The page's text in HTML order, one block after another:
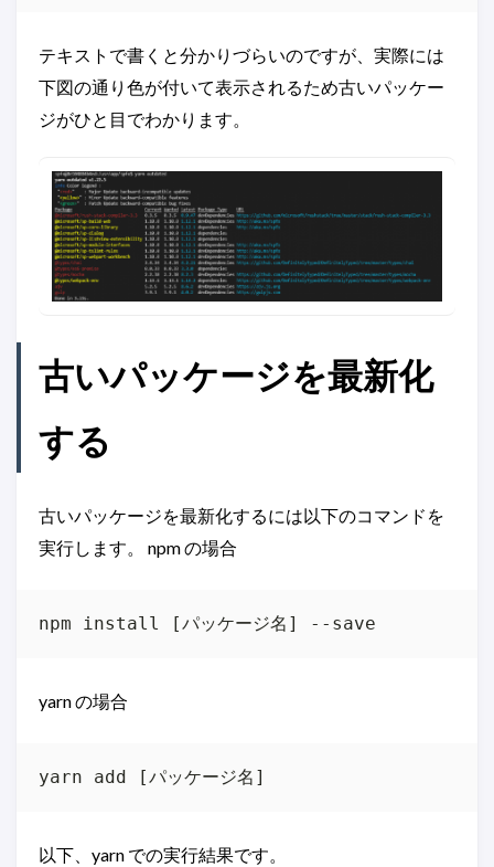
テキストで書くと分かりづらいのですが、実際には
下図の通り色が付いて表示されるため古いパッケー
ジがひと目でわかります。
古いパッケージを最新化
する
古いパッケージを最新化するには以下のコマンドを
実行します。 npm の場合
yarn の場合
以下、yarn での実行結果です。